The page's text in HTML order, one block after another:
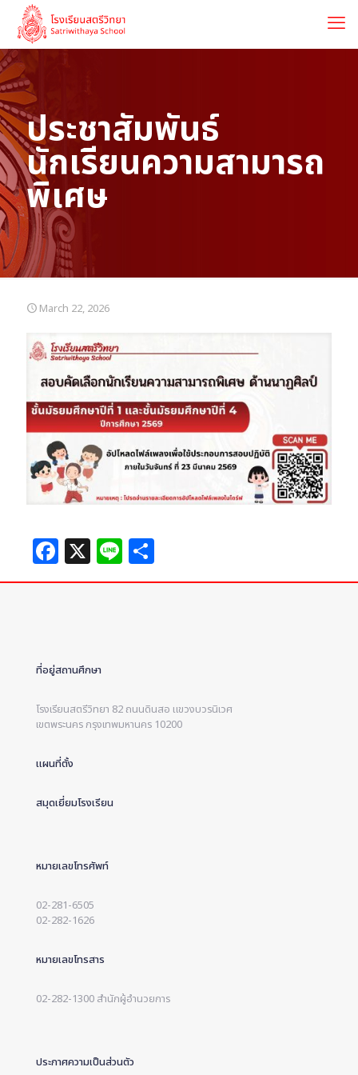
ประชาสัมพันธ์
นักเรียนความสามารถ
พิเศษ
March 22, 2026
Facebook
X LineShare
ที่อยู่สถานศึกษา
โรงเรียนสตรีวิทยา 82 ถนนดินสอ แขวงบวรนิเวศ
เขตพระนคร กรุงเทพมหานคร 10200
แผนที่ตั้ง
สมุดเยี่ยมโรงเรียน
หมายเลขโทรศัพท์
02-281-6505
02-282-1626
หมายเลขโทรสาร
02-282-1300 สำนักผู้อำนวยการ
ประกาศความเป็นส่วนตัว